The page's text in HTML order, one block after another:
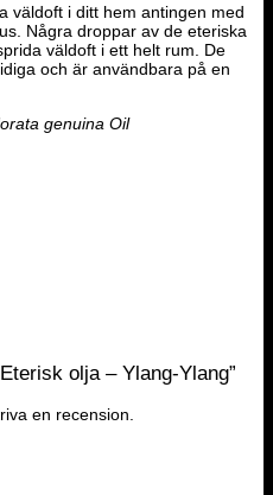
väldoft i ditt hem antingen med
Några droppar av de eteriska
väldoft i ett helt rum. De
och är användbara på en
genuina Oil
olja – Ylang-Ylang”
en recension.